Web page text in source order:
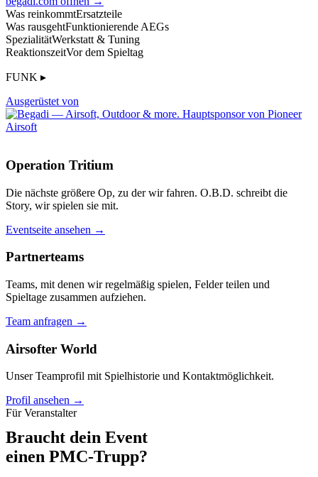
Was reinkommtErsatzteile
Was rausgehtFunktionierende AEGs
SpezialitätWerkstatt & Tuning
ReaktionszeitVor dem Spieltag
FUNK ▸
Ausgerüstet von
Operation Tritium
Die nächste größere Op, zu der wir fahren. O.B.D. schreibt die
Story, wir spielen sie mit.
Eventseite ansehen →
Partnerteams
Teams, mit denen wir regelmäßig spielen, Felder teilen und
Spieltage zusammen aufziehen.
Team anfragen →
Airsofter World
Unser Teamprofil mit Spielhistorie und Kontaktmöglichkeit.
Profil ansehen →
Für Veranstalter
Braucht dein Event
einen PMC-Trupp?